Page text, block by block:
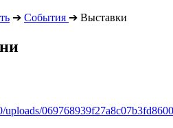
➔ События ➔ Выставки
uploads/